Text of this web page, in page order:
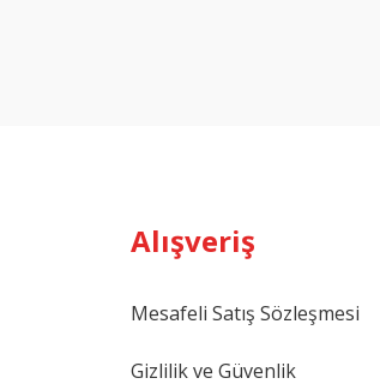
Alışveriş
Mesafeli Satış Sözleşmesi
Gizlilik ve Güvenlik